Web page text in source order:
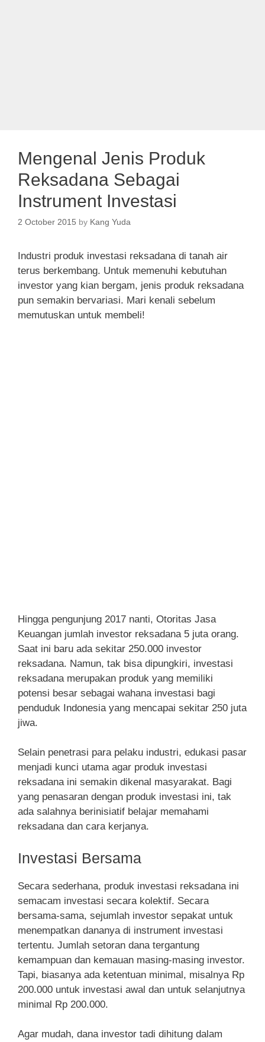
Mengenal Jenis Produk
Reksadana Sebagai
Instrument Investasi
2 October 2015 by Kang Yuda
Industri produk investasi reksadana di tanah air
terus berkembang. Untuk memenuhi kebutuhan
investor yang kian bergam, jenis produk reksadana
pun semakin bervariasi. Mari kenali sebelum
memutuskan untuk membeli!
Hingga pengunjung 2017 nanti, Otoritas Jasa
Keuangan jumlah investor reksadana 5 juta orang.
Saat ini baru ada sekitar 250.000 investor
reksadana. Namun, tak bisa dipungkiri, investasi
reksadana merupakan produk yang memiliki
potensi besar sebagai wahana investasi bagi
penduduk Indonesia yang mencapai sekitar 250 juta
jiwa.
Selain penetrasi para pelaku industri, edukasi pasar
menjadi kunci utama agar produk investasi
reksadana ini semakin dikenal masyarakat. Bagi
yang penasaran dengan produk investasi ini, tak
ada salahnya berinisiatif belajar memahami
reksadana dan cara kerjanya.
Investasi Bersama
Secara sederhana, produk investasi reksadana ini
semacam investasi secara kolektif. Secara
bersama-sama, sejumlah investor sepakat untuk
menempatkan dananya di instrument investasi
tertentu. Jumlah setoran dana tergantung
kemampuan dan kemauan masing-masing investor.
Tapi, biasanya ada ketentuan minimal, misalnya Rp
200.000 untuk investasi awal dan untuk selanjutnya
minimal Rp 200.000.
Agar mudah, dana investor tadi dihitung dalam